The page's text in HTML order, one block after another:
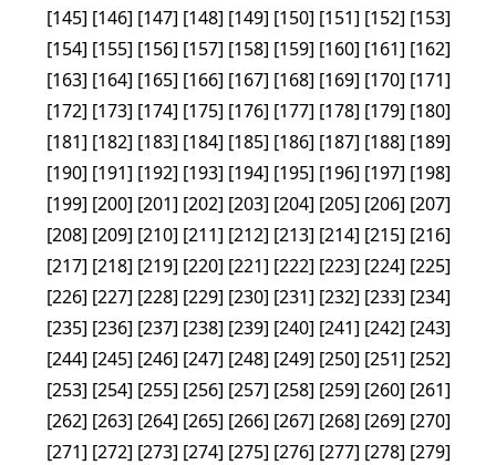
[145] [146] [147] [148] [149] [150] [151] [152] [153]
[154] [155] [156] [157] [158] [159] [160] [161] [162]
[163] [164] [165] [166] [167] [168] [169] [170] [171]
[172] [173] [174] [175] [176] [177] [178] [179] [180]
[181] [182] [183] [184] [185] [186] [187] [188] [189]
[190] [191] [192] [193] [194] [195] [196] [197] [198]
[199] [200] [201] [202] [203] [204] [205] [206] [207]
[208] [209] [210] [211] [212] [213] [214] [215] [216]
[217] [218] [219] [220] [221] [222] [223] [224] [225]
[226] [227] [228] [229] [230] [231] [232] [233] [234]
[235] [236] [237] [238] [239] [240] [241] [242] [243]
[244] [245] [246] [247] [248] [249] [250] [251] [252]
[253] [254] [255] [256] [257] [258] [259] [260] [261]
[262] [263] [264] [265] [266] [267] [268] [269] [270]
[271] [272] [273] [274] [275] [276] [277] [278] [279]